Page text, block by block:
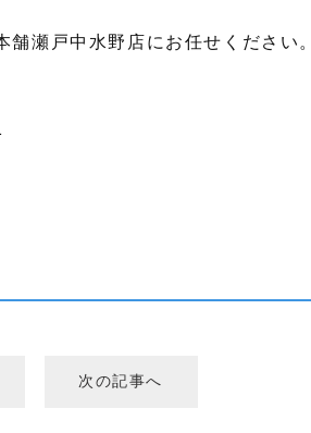
瀬戸中水野店にお任せください。
次の記事へ